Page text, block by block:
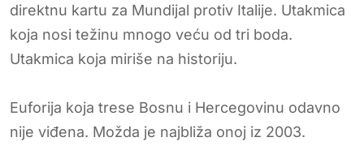
direktnu kartu za Mundijal protiv Italije. Utakmica
koja nosi težinu mnogo veću od tri boda.
Utakmica koja miriše na historiju.
Euforija koja trese Bosnu i Hercegovinu odavno
nije viđena. Možda je najbliža onoj iz 2003.